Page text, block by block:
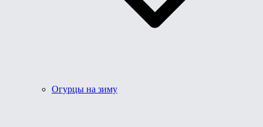
Огурцы на зиму